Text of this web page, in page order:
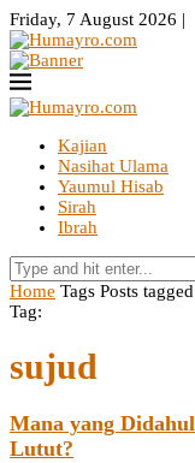
Friday, 7 August 2026 |
Kajian
Nasihat Ulama
Yaumul Hisab
Sirah
Ibrah
Home Tags Posts
Tag:
sujud
Mana yang
Lutut?